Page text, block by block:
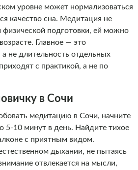
уровне может нормализоваться
качество сна. Медитация не
физической подготовки, ей можно
Главное — это
а не длительность отдельных
с практикой, а не по
в Сочи
медитацию в Сочи, начните
5-10 минут в день. Найдите тихое
с приятным видом.
дыхании, не пытаясь
отвлекается на мысли,